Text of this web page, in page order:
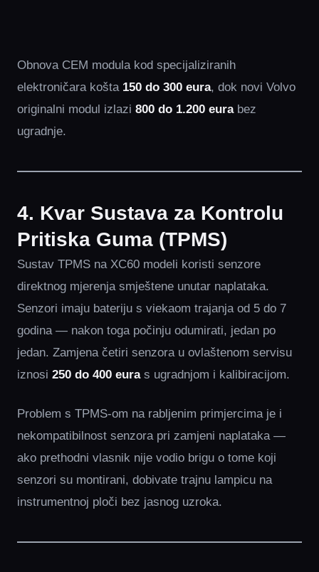
Obnova CEM modula kod specijaliziranih
elektroničara košta 150 do 300 eura, dok novi Volvo
originalni modul izlazi 800 do 1.200 eurabez
ugradnje.
4. Kvar Sustava za Kontrolu
Pritiska Guma (TPMS)
Sustav TPMS na XC60 modeli koristi senzore
direktnog mjerenja smještene unutar naplataka.
Senzori imaju bateriju s viekaom trajanja od 5 do 7
godina — nakon toga počinju odumirati, jedan po
jedan. Zamjena četiri senzora u ovlaštenom servisu
iznosi 250 do 400 euras ugradnjom i kalibiracijom.
Problem s TPMS-om na rabljenim primjercima je i
nekompatibilnost senzora pri zamjeni naplataka —
ako prethodni vlasnik nije vodio brigu o tome koji
senzori su montirani, dobivate trajnu lampicu na
instrumentnoj ploči bez jasnog uzroka.